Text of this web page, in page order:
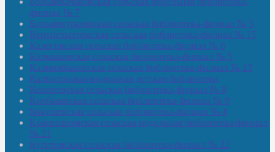
филиал № 7
Большекуразовская сельская библиотека-филиал № 3
Верхнетыхтемская сельская библиотека-филиал № 15
Калегинская сельская библиотека-филиал № 6
Калмашевская сельская библиотека-филиал № 5
Калмиябашевская сельская библиотека-филиал № 13
Калтасинская модельная детская библиотека
Кельтеевская сельская библиотека-филиал № 8
Киебаковская сельская библиотека-филиал № 9
Кокушевская сельская библиотека-филиал № 4
Краснохолмская сельская модельная библиотека-филиал
№ 21
Кутеремская сельская библиотека-филиал № 22